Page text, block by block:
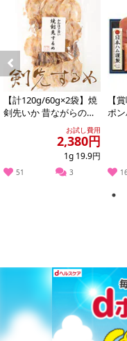
といわれています。また
び付けて働きを強くし、
血液がサラサラになると
様々な病状の予防、改善
ている大豆イソフラボン
の美容効果があると言わ
黒大豆には食物繊維も豊
のぜんどう運動を活発に
胃に満腹感を与えて、食欲
Previous
【計120g/60g×2袋】焼
剣先いか 昔ながらのお
つまみ珍味 イカ好きに
お試し費用
2,380円
1g 19.9円
51 3
【
ポ
1